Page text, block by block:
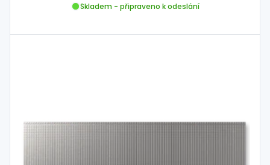
Skladem - připraveno k odeslání